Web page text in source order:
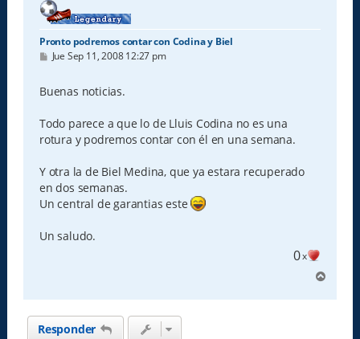
Pronto podremos contar con Codina y Biel
M
s
a
e
Jue Sep 11, 2008 12:27 pm
Buenas noticias.
Todo parece a que lo de Lluis Codina no es una
rotura y podremos contar con él en una semana.
Y otra la de Biel Medina, que ya estara recuperado
en dos semanas.
Un central de garantias este
Un saludo.
0x
r
Responder